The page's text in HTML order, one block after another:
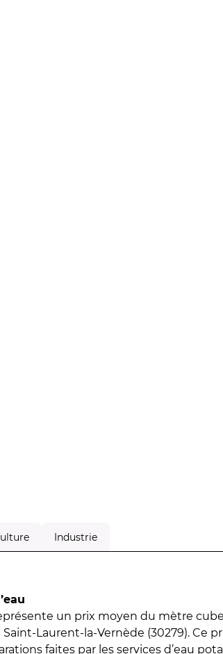
Industrie
un prix moyen du mètre
Laurent-la-Vernède (30279). Ce
faites par les services d’eau